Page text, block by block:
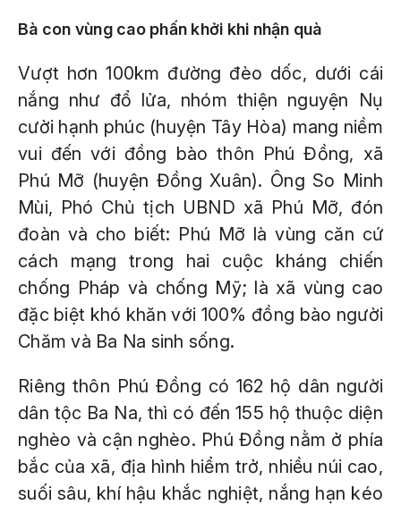
Bà con vùng cao phấn khởi khi nhận quà
Vượt hơn 100km đường đèo dốc, dưới cái
nắng như đổ lửa, nhóm thiện nguyện Nụ
cười hạnh phúc (huyện Tây Hòa) mang niềm
vui đến với đồng bào thôn Phú Đồng, xã
Phú Mỡ (huyện Đồng Xuân). Ông So Minh
Mùi, Phó Chủ tịch UBND xã Phú Mỡ, đón
đoàn và cho biết: Phú Mỡ là vùng căn cứ
cách mạng trong hai cuộc kháng chiến
chống Pháp và chống Mỹ; là xã vùng cao
đặc biệt khó khăn với 100% đồng bào người
Chăm và Ba Na sinh sống.
Riêng thôn Phú Đồng có 162 hộ dân người
dân tộc Ba Na, thì có đến 155 hộ thuộc diện
nghèo và cận nghèo. Phú Đồng nằm ở phía
bắc của xã, địa hình hiểm trở, nhiều núi cao,
suối sâu, khí hậu khắc nghiệt, nắng hạn kéo